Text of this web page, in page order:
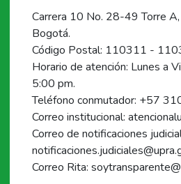
Carrera 10 No. 28-49 Torre
Bogotá.
Código Postal: 110311 -
Horario de atención: Lunes a
5:00 pm.
Teléfono conmutador: +57
Correo institucional:
Correo de notificaciones
Correo Rita: